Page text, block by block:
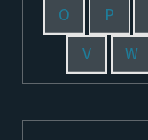
O P
V W